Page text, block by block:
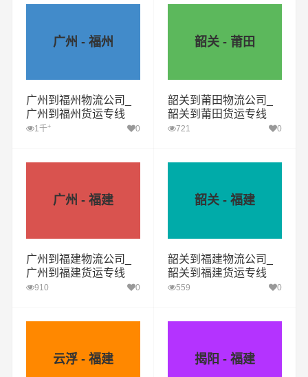
广州 - 福州
广州到福州物流公司_
广州到福州货运专线
1千+ 0
韶关 - 莆田
韶关到莆田物流公司_
韶关到莆田货运专线
721 0
广州 - 福建
广州到福建物流公司_
广州到福建货运专线
910 0
韶关 - 福建
韶关到福建物流公司_
韶关到福建货运专线
559 0
云浮 - 福建 揭阳 - 福建